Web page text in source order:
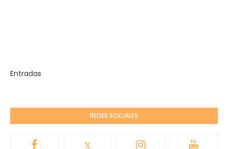
Entradas
REDES SOCIALES